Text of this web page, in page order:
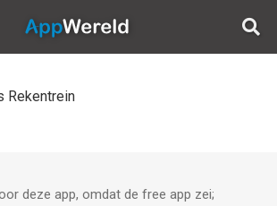
AppWereld
Rekentrein
deze app, omdat de free app zei;